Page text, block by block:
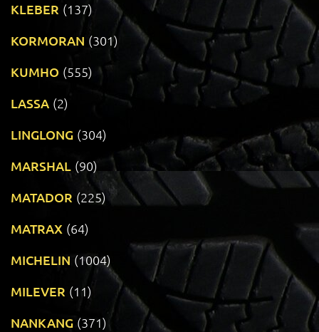
KLEBER (137)
KORMORAN (301)
KUMHO (555)
LASSA (2)
LINGLONG (304)
MARSHAL (90)
MATADOR (225)
MATRAX (64)
MICHELIN (1004)
MILEVER (11)
NANKANG (371)